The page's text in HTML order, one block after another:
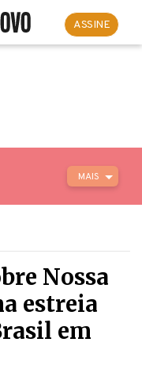
ASSINE
MAIS
Nossa
estreia
em